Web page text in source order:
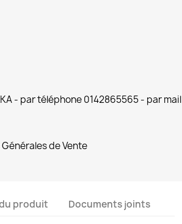
- par téléphone 0142865565 - par mail
de Vente
produit Documents joints